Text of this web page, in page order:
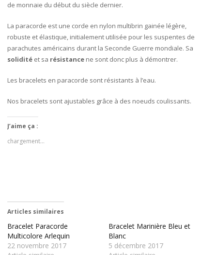
de monnaie du début du siècle dernier.
La paracorde est une corde en nylon multibrin gainée légère,
robuste et élastique, initialement utilisée pour les suspentes de
parachutes américains durant la Seconde Guerre mondiale. Sa
solidité et sa résistance ne sont donc plus à démontrer.
Les bracelets en paracorde sont résistants à l’eau.
Nos bracelets sont ajustables grâce à des noeuds coulissants.
J’aime ça :
chargement…
Articles similaires
Bracelet Paracorde
Multicolore Arlequin
22 novembre 2017
Bracelet Marinière Bleu et
Blanc
5 décembre 2017